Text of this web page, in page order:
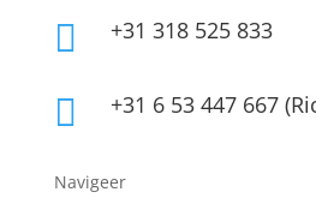
 +31 318 525 833
 +31 6 53 447 667
Navigeer